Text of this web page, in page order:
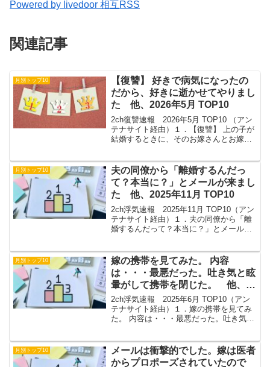
Powered by livedoor 相互RSS
関連記事
月別トップ10
【復讐】 好きで病気になったの
だから、好きに逝かせてやりまし
た 他、2026年5月 TOP10
2ch復讐速報 2026年5月 TOP10 （アン
テナサイト経由）１．【復讐】 上の子が
結婚するときに、そのお嫁さんとお嫁さ
れた。２．【復讐】 好きで病気になった
のだか...
月別トップ10
夫の同僚から「離婚するんだっ
て？本当に？」とメールが来まし
た 他、2025年11月 TOP10
2ch浮気速報 2025年11月 TOP10（アン
テナサイト経由）１．夫の同僚から「離
婚するんだって？本当に？」とメールが
くのを見た、とそのパート仲間に言われ
た３．...
月別トップ10
嫁の携帯を見てみた。 内容
は・・・最悪だった。吐き気と眩
暈がして携帯を閉じた。 他、
2025年6月 TOP10
2ch浮気速報 2025年6月 TOP10（アン
テナサイト経由）１．嫁の携帯を見てみ
た。 内容は・・・最悪だった。吐き気と
けてきました。３．ホテルの前でつかみ
合ってい...
月別トップ10
メールは衝撃的でした。嫁は医者
からプロポーズされていたので